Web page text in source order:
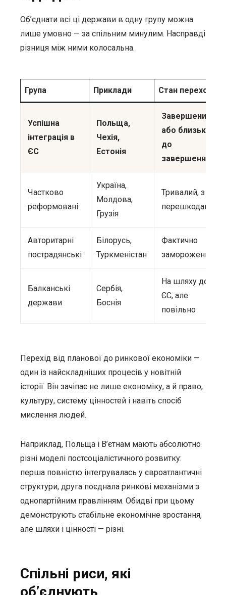
Об’єднати всі ці держави в одну групу можна
лише умовно — за спільним минулим. Насправді
різниця між ними колосальна.
Група Приклади Стан переходу
Успішна
інтеграція в
ЄС
Польща,
Чехія,
Естонія
Завершений
або близький
до
завершення
Частково
реформовані
Україна,
Молдова,
Грузія
Тривалий, з
перешкодами
Авторитарні
пострадянські
Білорусь,
Туркменістан
Фактично
заморожений
Балканські
держави
Сербія,
Боснія
На шляху до
ЄС, але
повільно
Перехід від планової до ринкової економіки —
один із найскладніших процесів у новітній
історії. Він зачіпає не лише економіку, а й право,
культуру, систему цінностей і навіть спосіб
мислення людей.
Наприклад, Польща і В’єтнам мають абсолютно
різні моделі постсоціалістичного розвитку:
перша повністю інтегрувалась у євроатлантичні
структури, друга поєднала ринкові механізми з
однопартійним правлінням. Обидві при цьому
демонструють стабільне економічне зростання,
але шляхи і цінності — різні.
Спільні риси, які